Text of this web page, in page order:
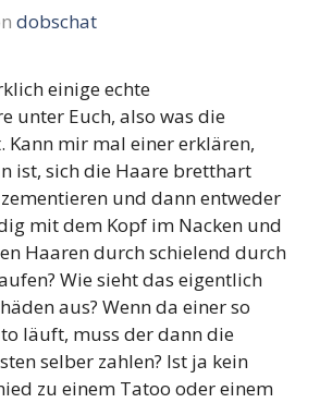
dobschat
einige echte
unter Euch, also was die
Kann mir mal einer erklären,
ist, sich die Haare bretthart
zementieren und dann entweder
mit dem Kopf im Nacken und
Haaren durch schielend durch
Wie sieht das eigentlich
aus? Wenn da einer so
läuft, muss der dann die
selber zahlen? Ist ja kein
zu einem Tatoo oder einem